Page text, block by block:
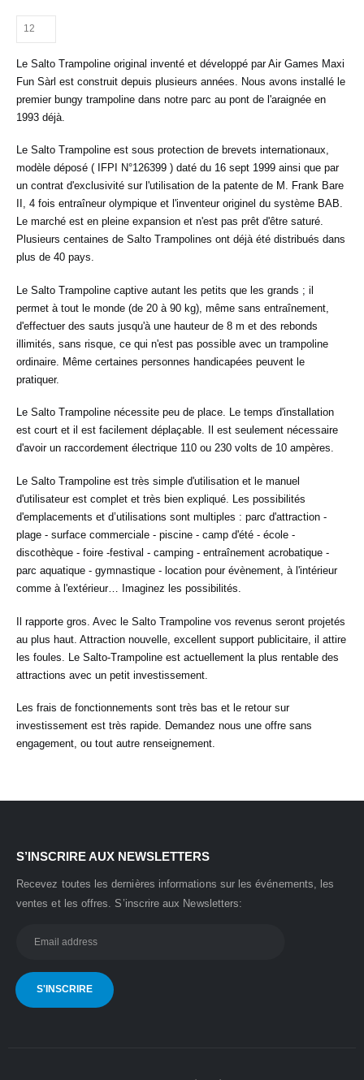
Le Salto Trampoline original inventé et développé par Air Games Maxi
Fun Sàrl est construit depuis plusieurs années. Nous avons installé le
premier bungy trampoline dans notre parc au pont de l'araignée en
1993 déjà.
Le Salto Trampoline est sous protection de brevets internationaux,
modèle déposé ( IFPI N°126399 ) daté du 16 sept 1999 ainsi que par
un contrat d'exclusivité sur l'utilisation de la patente de M. Frank Bare
II, 4 fois entraîneur olympique et l'inventeur originel du système BAB.
Le marché est en pleine expansion et n'est pas prêt d'être saturé.
Plusieurs centaines de Salto Trampolines ont déjà été distribués dans
plus de 40 pays.
Le Salto Trampoline captive autant les petits que les grands ; il
permet à tout le monde (de 20 à 90 kg), même sans entraînement,
d'effectuer des sauts jusqu'à une hauteur de 8 m et des rebonds
illimités, sans risque, ce qui n'est pas possible avec un trampoline
ordinaire. Même certaines personnes handicapées peuvent le
pratiquer.
Le Salto Trampoline nécessite peu de place. Le temps d'installation
est court et il est facilement déplaçable. Il est seulement nécessaire
d'avoir un raccordement électrique 110 ou 230 volts de 10 ampères.
Le Salto Trampoline est très simple d'utilisation et le manuel
d'utilisateur est complet et très bien expliqué. Les possibilités
d'emplacements et d’utilisations sont multiples : parc d'attraction -
plage - surface commerciale - piscine - camp d'été - école -
discothèque - foire -festival - camping - entraînement acrobatique -
parc aquatique - gymnastique - location pour évènement, à l'intérieur
comme à l'extérieur… Imaginez les possibilités.
Il rapporte gros. Avec le Salto Trampoline vos revenus seront projetés
au plus haut. Attraction nouvelle, excellent support publicitaire, il attire
les foules. Le Salto-Trampoline est actuellement la plus rentable des
attractions avec un petit investissement.
Les frais de fonctionnements sont très bas et le retour sur
investissement est très rapide. Demandez nous une offre sans
engagement, ou tout autre renseignement.
S’INSCRIRE AUX NEWSLETTERS
Recevez toutes les dernières informations sur les événements, les
ventes et les offres.
S’inscrire aux Newsletters: